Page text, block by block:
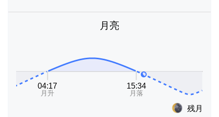
月亮
残月